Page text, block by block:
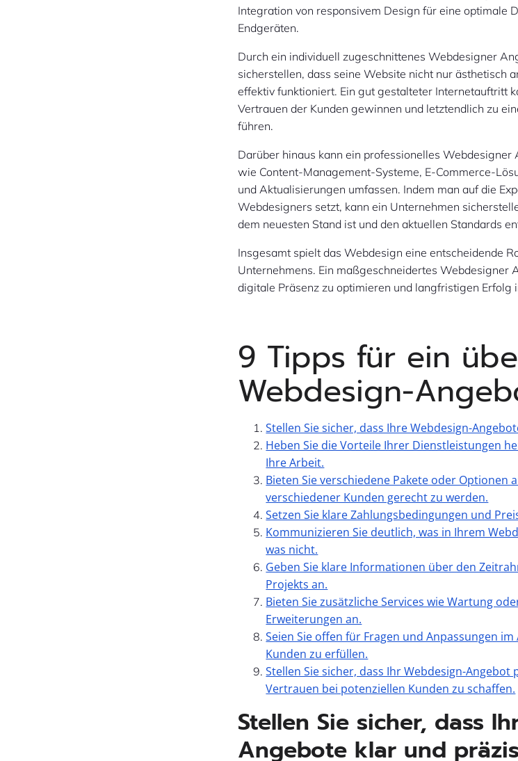
Integration von responsivem Design für eine optimale
Endgeräten.
Durch ein individuell zugeschnittenes Webdesigner
sicherstellen, dass seine Website nicht nur ästhetisch
effektiv funktioniert. Ein gut gestalteter Internetauftritt
Vertrauen der Kunden gewinnen und letztendlich zu
führen.
Darüber hinaus kann ein professionelles Webdesigner
wie Content-Management-Systeme, E-Commerce-
und Aktualisierungen umfassen. Indem man auf die
Webdesigners setzt, kann ein Unternehmen
dem neuesten Stand ist und den aktuellen Standards
Insgesamt spielt das Webdesign eine entscheidende
Unternehmens. Ein maßgeschneidertes Webdesigner
digitale Präsenz zu optimieren und langfristigen Erfolg
9 Tipps für ein
Webdesign-
Stellen Sie sicher, dass Ihre Webdesign-
Heben Sie die Vorteile Ihrer Dienstleistungen
Ihre Arbeit.
Bieten Sie verschiedene Pakete oder Optionen
verschiedener Kunden gerecht zu werden.
Setzen Sie klare Zahlungsbedingungen und
Kommunizieren Sie deutlich, was in Ihrem
was nicht.
Geben Sie klare Informationen über den
Projekts an.
Bieten Sie zusätzliche Services wie Wartung
Erweiterungen an.
Seien Sie offen für Fragen und Anpassungen
Kunden zu erfüllen.
Stellen Sie sicher, dass Ihr Webdesign-
Vertrauen bei potenziellen Kunden zu schaffen.
Stellen Sie sicher, dass
Angebote klar und